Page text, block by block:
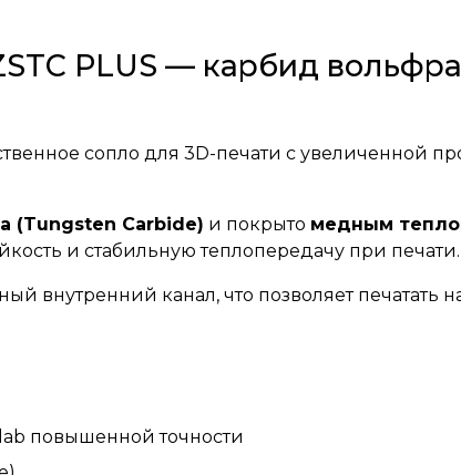
PLUS — карбид
сопло для 3D-печати с увеличенной
(Tungsten Carbide) и покрыто медным
и стабильную теплопередачу при печати.
внутренний канал, что позволяет печатать
повышенной точности